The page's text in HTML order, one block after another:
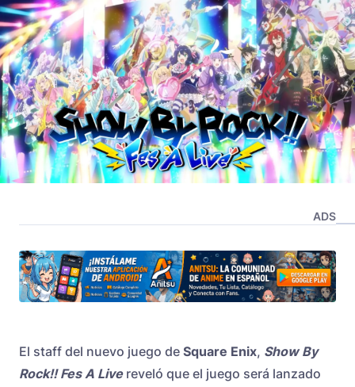
ADS
El staff del nuevo juego de Square Enix, Show By
Rock!! Fes A Livereveló que el juego será lanzado